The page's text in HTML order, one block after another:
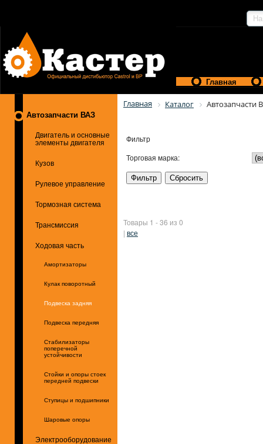
Главная
Автозапчасти ВАЗ
Двигатель и основные
элементы двигателя
Кузов
Рулевое управление
Тормозная система
Трансмиссия
Ходовая часть
Амортизаторы
Кулак поворотный
Подвеска задняя
Подвеска передняя
Стабилизаторы
поперечной
устойчивости
Стойки и опоры стоек
передней подвески
Ступицы и подшипники
Шаровые опоры
Электрооборудование
Главная Каталог Автозапчасти
Фильтр
Торговая марка:
Товары 1 - 36 из 0
| все